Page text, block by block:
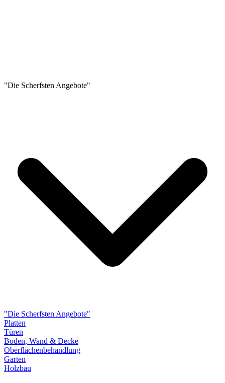
"Die Scherfsten Angebote"
"Die Scherfsten Angebote"
Platten
Türen
Boden, Wand & Decke
Oberflächenbehandlung
Garten
Holzbau